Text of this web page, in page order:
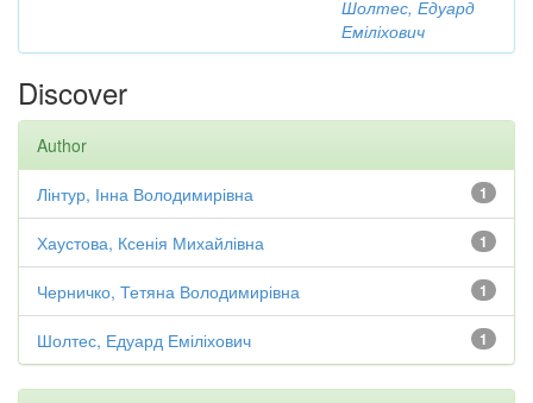
Шолтес, Едуард
Еміліхович
Discover
Author
1
Лінтур, Інна Володимирівна
1
Хаустова, Ксенія Михайлівна
1
Черничко, Тетяна Володимирівна
1
Шолтес, Едуард Еміліхович